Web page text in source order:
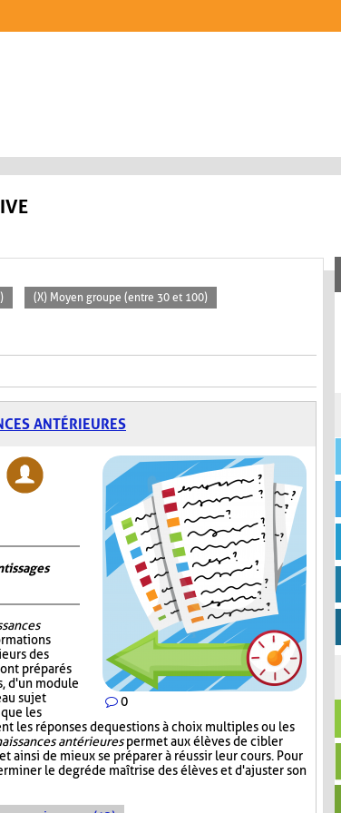
(X) Moyen groupe (entre 30 et 100)
ANTÉRIEURES
0
des
préparés
d'un module
sujet
les
les réponses de questions à choix multiples ou les
antérieurespermet aux élèves de cibler
ainsi de mieux se préparer à réussir leur cours. Pour
le degré de maîtrise des élèves et d'ajuster son